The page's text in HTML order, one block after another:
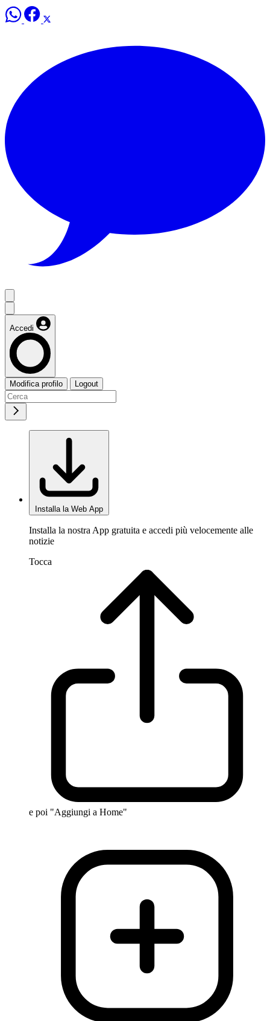
Accedi
Modifica profilo Logout
Installa la Web App
Installa la nostra App gratuita e accedi più velocemente alle
notizie
Tocca
e poi "Aggiungi a Home"